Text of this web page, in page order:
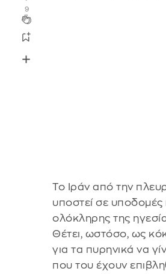
9
Το Ιράν από την
υποστεί σε υποδομές
ολόκληρης της
Θέτει, ωστόσο, ως
για τα πυρηνικά να
που του έχουν